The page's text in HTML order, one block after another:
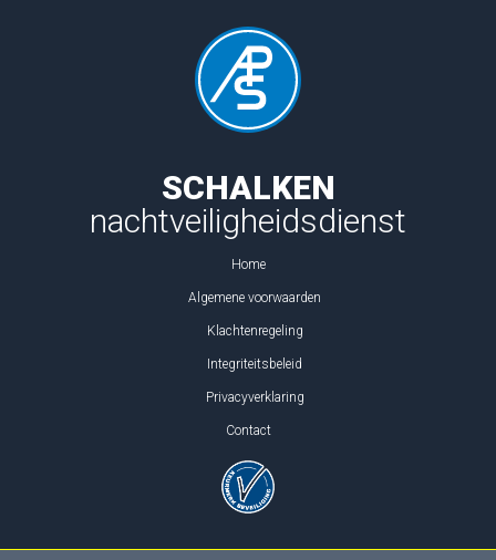
SCHALKEN
nachtveiligheidsdienst
Home
Algemene voorwaarden
Klachtenregeling
Integriteitsbeleid
Privacyverklaring
Contact